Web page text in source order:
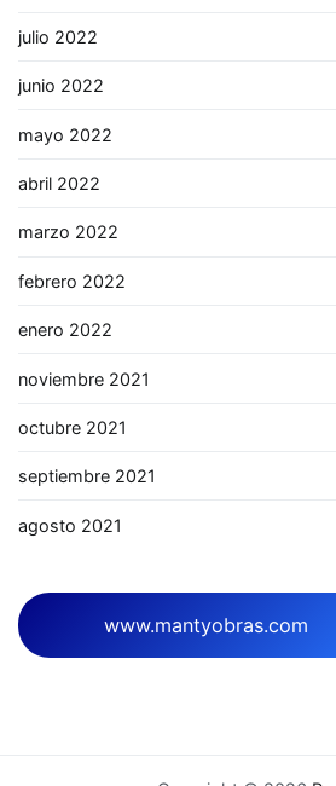
julio 2022
junio 2022
mayo 2022
abril 2022
marzo 2022
febrero 2022
enero 2022
noviembre 2021
octubre 2021
septiembre 2021
agosto 2021
www.mantyobras.com